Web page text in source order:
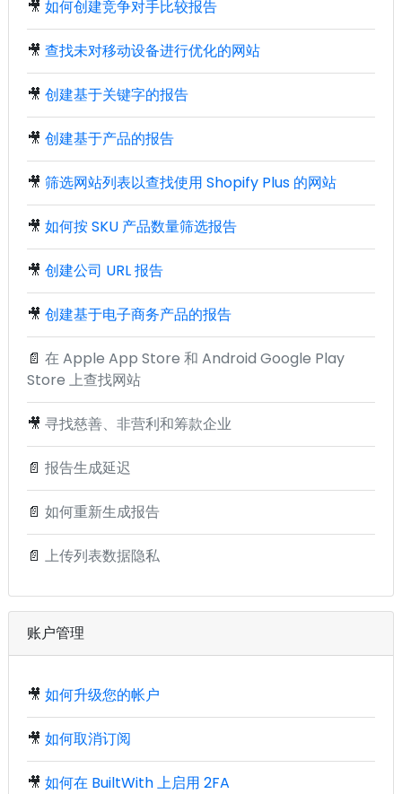
🎥 如何创建竞争对手比较报告
🎥 查找未对移动设备进行优化的网站
🎥 创建基于关键字的报告
🎥 创建基于产品的报告
🎥 筛选网站列表以查找使用 Shopify Plus 的网站
🎥 如何按 SKU 产品数量筛选报告
🎥 创建公司 URL 报告
🎥 创建基于电子商务产品的报告
📄 在 Apple App Store 和 Android Google Play
Store 上查找网站
🎥 寻找慈善、非营利和筹款企业
📄 报告生成延迟
📄 如何重新生成报告
📄 上传列表数据隐私
账户管理
🎥 如何升级您的帐户
🎥 如何取消订阅
🎥 如何在 BuiltWith 上启用 2FA